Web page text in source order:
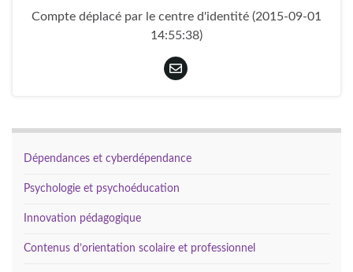
Compte déplacé par le centre d'identité (2015-09-01
14:55:38)
Dépendances et cyberdépendance
Psychologie et psychoéducation
Innovation pédagogique
Contenus d’orientation scolaire et professionnel